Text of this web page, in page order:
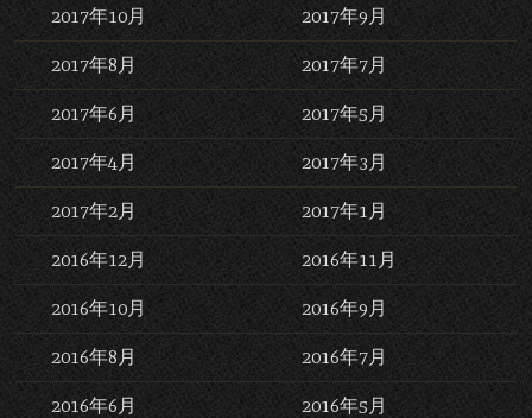
2017年10月 2017年9月
2017年8月 2017年7月
2017年6月 2017年5月
2017年4月 2017年3月
2017年2月 2017年1月
2016年12月 2016年11月
2016年10月 2016年9月
2016年8月 2016年7月
2016年6月 2016年5月